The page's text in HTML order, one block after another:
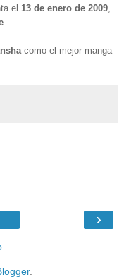
el 13 de enero de 2009
como el mejor manga
›
.